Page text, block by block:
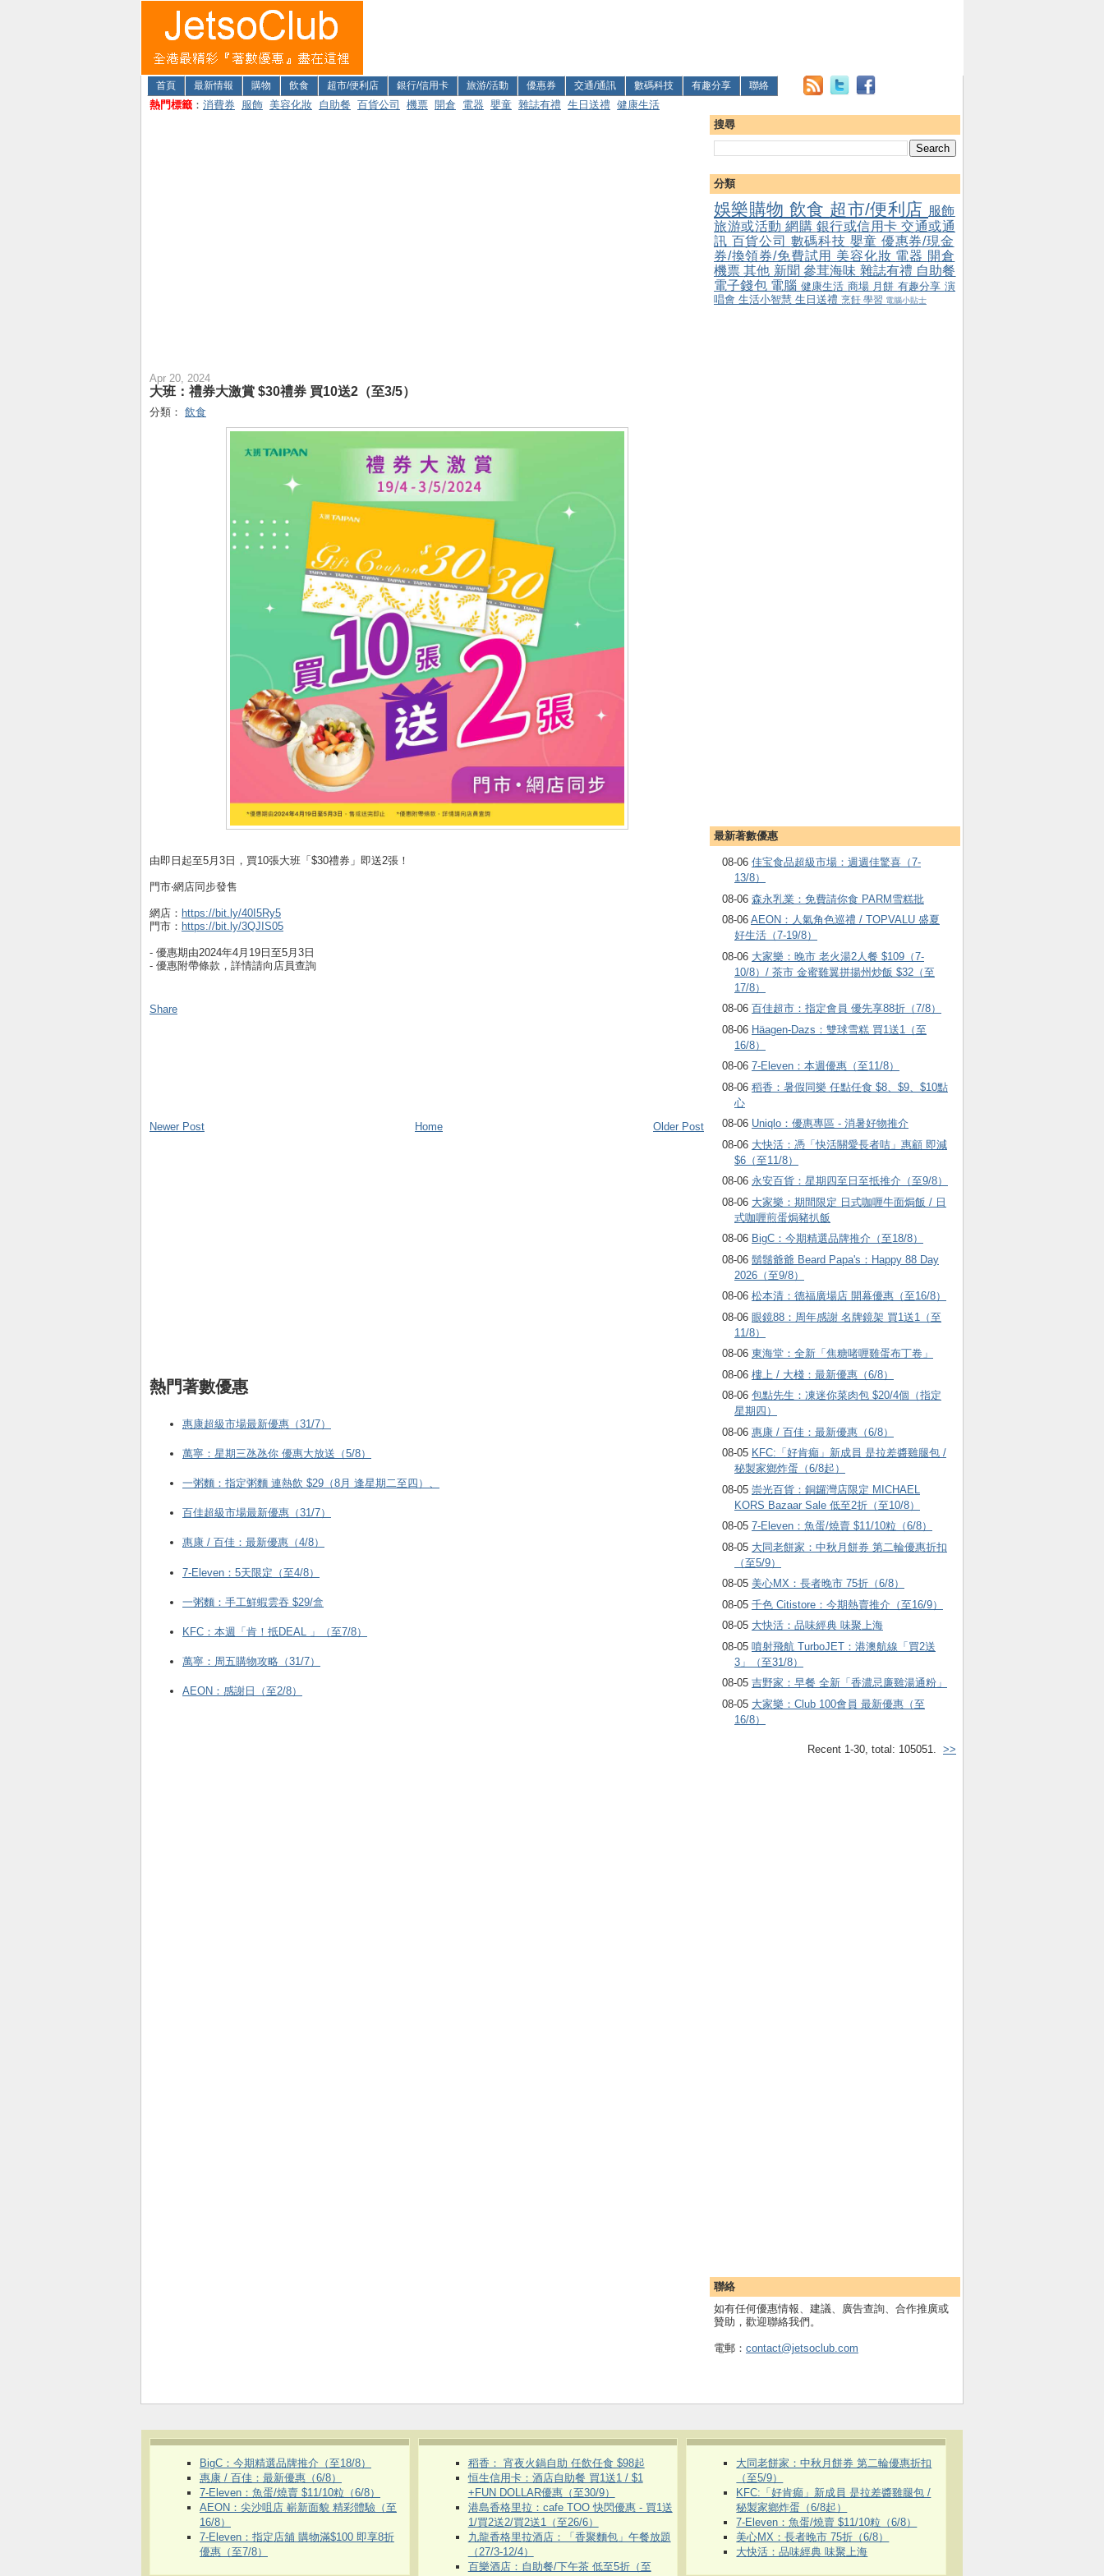
首頁 最新情報 購物 飲食 超市/便利店 銀行/信用卡 旅游/活動 優惠券 交通/通訊 數碼科技 有趣分享 聯絡
熱門標籤 ： 消費券 服飾 美容化妝 自助餐 百貨公司 機票 開倉 電器 嬰童 雜誌有禮 生日送禮 健康生活
搜尋
分類
娛樂購物 飲食 超市/便利店 服飾
旅游或活動 網購 銀行或信用卡 交通或通
訊 百貨公司 數碼科技 嬰童 優惠券/現金
券/換領券/免費試用 美容化妝 電器 開倉
機票其他 新聞參茸海味 雜誌有禮 自助餐
電子錢包 電腦 健康生活 商場 月餅 有趣分享 演
唱會 生活小智慧 生日送禮 烹飪 學習 電腦小貼士
最新著數優惠
08-06 佳宝食品超級市場：週週佳驚喜（7-
13/8）
08-06 森永乳業：免費請你食 PARM雪糕批
08-06 AEON：人氣角色巡禮 / TOPVALU 盛夏
好生活（7-19/8）
08-06 大家樂：晚市 老火湯2人餐 $109（7-
10/8）/ 茶市 金蜜雞翼拼揚州炒飯 $32（至
17/8）
08-06 百佳超市：指定會員 優先享88折（7/8）
08-06 Häagen-Dazs ：雙球雪糕 買1送1（至
16/8）
08-06 7-Eleven：本週優惠（至11/8）
08-06 稻香：暑假同樂 任點任食 $8、$9、$10點
心
08-06 Uniqlo：優惠專區 - 消暑好物推介
08-06 大快活：憑「快活關愛長者咭」惠顧 即減
$6（至11/8）
08-06 永安百貨：星期四至日至抵推介（至9/8）
08-06 大家樂：期間限定 日式咖喱牛面焗飯 / 日
式咖喱煎蛋焗豬扒飯
08-06 BigC：今期精選品牌推介（至18/8）
08-06 鬍鬚爺爺 Beard Papa's：Happy 88 Day
2026（至9/8）
08-06 松本清：德福廣場店 開幕優惠（至16/8）
08-06 眼鏡88：周年感謝 名牌鏡架 買1送1（至
11/8）
08-06 東海堂：全新「焦糖啫喱雞蛋布丁卷」
08-06 樓上 / 大棧：最新優惠（6/8）
08-06 包點先生：凍迷你菜肉包 $20/4個（指定
星期四）
08-06 惠康 / 百佳：最新優惠（6/8）
08-05 KFC:「好肯癲」新成員 是拉差醬雞腿包 /
秘製家鄉炸蛋（6/8起）
08-05 崇光百貨：銅鑼灣店限定 MICHAEL
KORS Bazaar Sale 低至2折（至10/8）
08-05 7-Eleven：魚蛋/燒賣 $11/10粒（6/8）
08-05 大同老餅家：中秋月餅券 第二輪優惠折扣
（至5/9）
08-05 美心MX：長者晚市 75折（6/8）
08-05 千色 Citistore：今期熱賣推介（至16/9）
08-05 大快活：品味經典 味聚上海
08-05 噴射飛航 TurboJET：港澳航線「買2送
3」（至31/8）
08-05 吉野家：早餐 全新「香濃忌廉雞湯通粉」
08-05 大家樂：Club 100會員 最新優惠（至
16/8）
Recent 1-30, total: 105051. >>
聯絡
如有任何優惠情報、建議、廣告查詢、合作推廣或
贊助，歡迎聯絡我們。
電郵： contact@jetsoclub.com
Apr 20, 2024
大班：禮券大激賞 $30禮券 買10送2（至3/5）
分類： 飲食
由即日起至5月3日，買10張大班「$30禮券」即送2張！
門市‧網店同步發售
網店： https://bit.ly/40I5Ry5
門市： https://bit.ly/3QJIS05
- 優惠期由2024年4月19日至5月3日
- 優惠附帶條款，詳情請向店員查詢
Share
Newer Post Older Post
Home
熱門著數優惠
惠康超級市場最新優惠（31/7）
萬寧：星期三氹氹你 優惠大放送（5/8）
一粥麵：指定粥麵 連熱飲 $29（8月 逢星期二至四）、
百佳超級市場最新優惠（31/7）
惠康 / 百佳：最新優惠（4/8）
7-Eleven：5天限定（至4/8）
一粥麵：手工鮮蝦雲吞 $29/盒
KFC ：本週「肯！抵DEAL 」（至7/8）
萬寧：周五購物攻略（31/7）
AEON：感謝日（至2/8）
BigC：今期精選品牌推介（至18/8）
惠康 / 百佳：最新優惠（6/8）
7-Eleven：魚蛋/燒賣 $11/10粒（6/8）
AEON：尖沙咀店 嶄新面貌 精彩體驗（至
16/8）
7-Eleven：指定店舖 購物滿$100 即享8折
優惠（至7/8）
稻香： 宵夜火鍋自助 任飲任食 $98起
恒生信用卡：酒店自助餐 買1送1 / $1
+FUN DOLLAR優惠（至30/9）
港島香格里拉：cafe TOO 快閃優惠 - 買1送
1/買2送2/買2送1（至26/6）
九龍香格里拉酒店：「香聚麵包」午餐放題
（27/3-12/4）
百樂酒店：自助餐/下午茶 低至5折（至
大同老餅家：中秋月餅券 第二輪優惠折扣
（至5/9）
KFC:「好肯癲」新成員 是拉差醬雞腿包 /
秘製家鄉炸蛋（6/8起）
7-Eleven：魚蛋/燒賣 $11/10粒（6/8）
美心MX：長者晚市 75折（6/8）
大快活：品味經典 味聚上海